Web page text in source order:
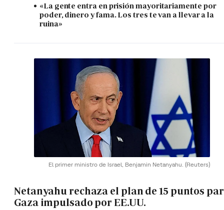
«La gente entra en prisión mayoritariamente por
poder, dinero y fama. Los tres te van a llevar a la
ruina»
El primer ministro de Israel, Benjamin Netanyahu. (Reuters)
Netanyahu rechaza el plan de 15 puntos
Gaza impulsado por EE.UU.